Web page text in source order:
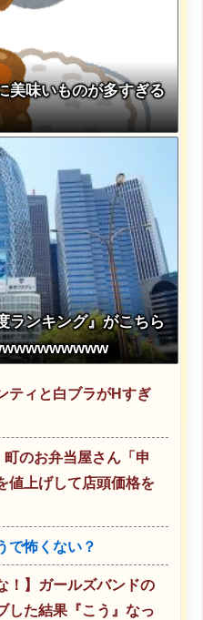
美味いものが多すぎる
ランキング』がこちら
ティと白ブラがHすぎ
町のお弁当屋さん「申
値上げして店頭価格を
で怖くない？
！】ガールズバンドの
した結果『こう』なっ